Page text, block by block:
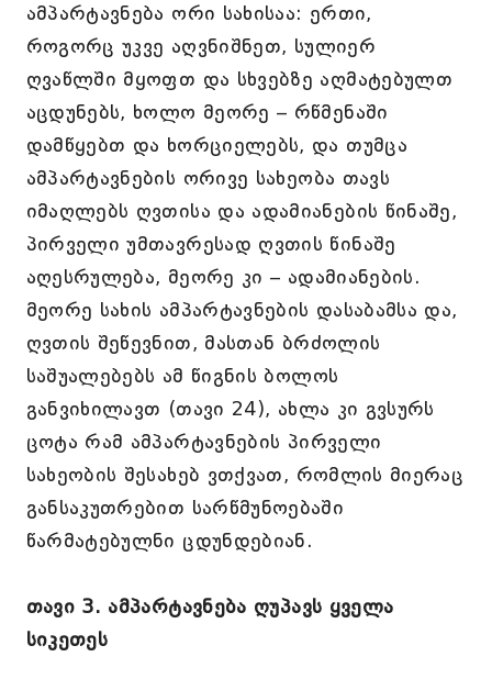
ამპარტავნება ორი სახისაა: ერთი,
როგორც უკვე აღვნიშნეთ, სულიერ
ღვაწლში მყოფთ და სხვებზე აღმატებულთ
აცდუნებს, ხოლო მეორე – რწმენაში
დამწყებთ და ხორციელებს, და თუმცა
ამპარტავნების ორივე სახეობა თავს
იმაღლებს ღვთისა და ადამიანების წინაშე,
პირველი უმთავრესად ღვთის წინაშე
აღესრულება, მეორე კი – ადამიანების.
მეორე სახის ამპარტავნების დასაბამსა და,
ღვთის შეწევნით, მასთან ბრძოლის
საშუალებებს ამ წიგნის ბოლოს
განვიხილავთ (თავი 24), ახლა კი გვსურს
ცოტა რამ ამპარტავნების პირველი
სახეობის შესახებ ვთქვათ, რომლის მიერაც
განსაკუთრებით სარწმუნოებაში
წარმატებულნი ცდუნდებიან.
თავი 3. ამპარტავნება ღუპავს ყველა
სიკეთეს